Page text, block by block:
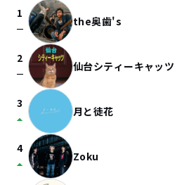
1
check_indeterminate_small the奥歯's
2
check_indeterminate_small 仙台シティーキャッツ
3
arrow_drop_up 月と徒花
4
arrow_drop_up Zoku